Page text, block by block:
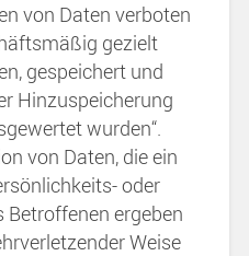
von Daten verboten
gezielt
gespeichert und
Hinzuspeicherung
wurden“.
von Daten, die ein
oder
ergeben
Weise